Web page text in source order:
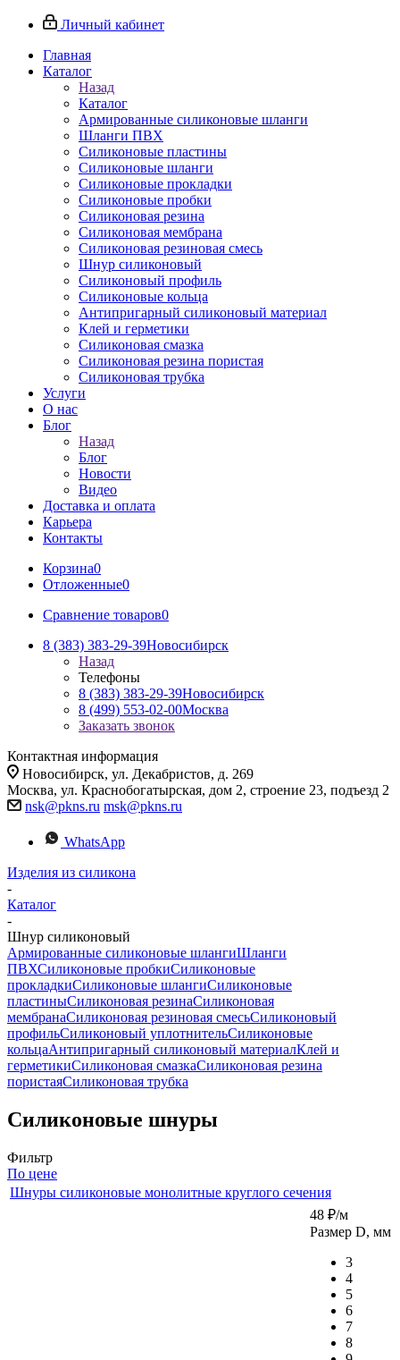
Личный кабинет
Главная
Каталог
Назад
Каталог
Армированные силиконовые шланги
Шланги ПВХ
Силиконовые пластины
Силиконовые шланги
Силиконовые прокладки
Силиконовые пробки
Силиконовая резина
Силиконовая мембрана
Силиконовая резиновая смесь
Шнур силиконовый
Силиконовый профиль
Силиконовые кольца
Антипригарный силиконовый материал
Клей и герметики
Силиконовая смазка
Силиконовая резина пористая
Силиконовая трубка
Услуги
О нас
Блог
Назад
Блог
Новости
Видео
Доставка и оплата
Карьера
Контакты
Корзина0
Отложенные0
Сравнение товаров0
8 (383) 383-29-39Новосибирск
Назад
Телефоны
8 (383) 383-29-39Новосибирск
8 (499) 553-02-00Москва
Заказать звонок
Контактная информация
Новосибирск, ул. Декабристов, д. 269
Москва, ул. Краснобогатырская, дом 2, строение 23, подъезд 2
nsk@pkns.ru msk@pkns.ru
WhatsApp
Изделия из силикона
-
Каталог
-
Шнур силиконовый
Армированные силиконовые шлангиШланги
ПВХСиликоновые пробкиСиликоновые
прокладкиСиликоновые шлангиСиликоновые
пластиныСиликоновая резинаСиликоновая
мембранаСиликоновая резиновая смесьСиликоновый
профильСиликоновый уплотнительСиликоновые
кольцаАнтипригарный силиконовый материалКлей и
герметикиСиликоновая смазкаСиликоновая резина
пористаяСиликоновая трубка
Силиконовые шнуры
Фильтр
По цене
Шнуры силиконовые монолитные круглого сечения
48 ₽/м
Размер D, мм
3
4
5
6
7
8